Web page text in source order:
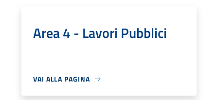
Area 4 - Lavori Pubblici
VAI ALLA PAGINA